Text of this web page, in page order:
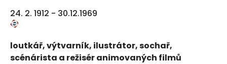
24. 2. 1912 - 30.12.1969
loutkář, výtvarník, ilustrátor, sochař,
scénárista a režisér animovaných filmů